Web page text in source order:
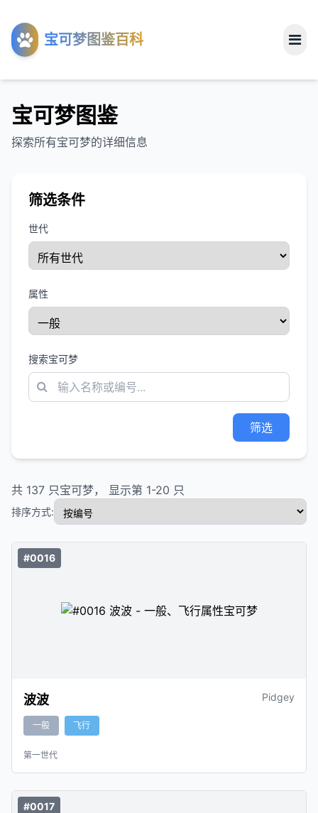
宝可梦图鉴百科
工具
关于
宝可梦图鉴
探索所有宝可梦的详细信息
筛选条件
世代
属性
搜索宝可梦
筛选
共 137 只宝可梦， 显示第 1-20 只
排序方式:
#0016
波波 Pidgey
一般 飞行
第一世代
#0017